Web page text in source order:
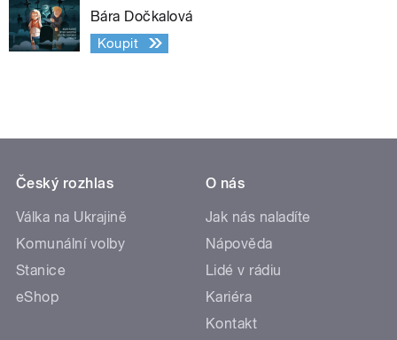
Bára Dočkalová
Koupit
Český rozhlas
Válka na Ukrajině
Komunální volby
Stanice
eShop
O nás
Jak nás naladíte
Nápověda
Lidé v rádiu
Kariéra
Kontakt